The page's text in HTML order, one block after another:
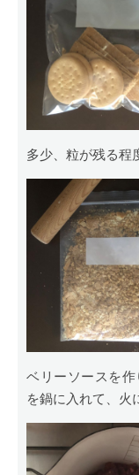
多少、粒が残る程
ベリーソースを
を鍋に入れて、火